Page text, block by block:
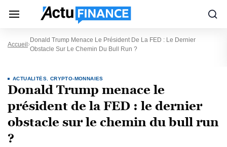
Accueil
Donald Trump Menace Le Président De La FED : Le Dernier
Obstacle Sur Le Chemin Du Bull Run ?
ACTUALITÉS CRYPTO-MONNAIES
Donald Trump menace le
président de la FED : le dernier
obstacle sur le chemin du bull run
?